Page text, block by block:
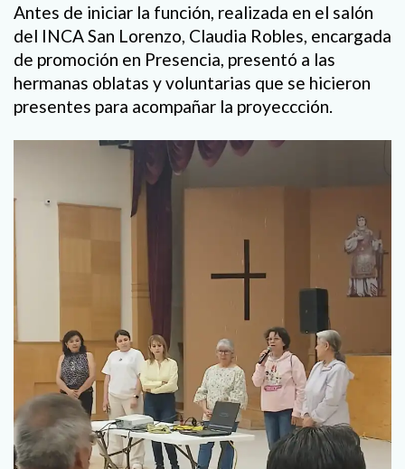
Antes de iniciar la función, realizada en el salón
del INCA San Lorenzo, Claudia Robles, encargada
de promoción en Presencia, presentó a las
hermanas oblatas y voluntarias que se hicieron
presentes para acompañar la proyeccción.